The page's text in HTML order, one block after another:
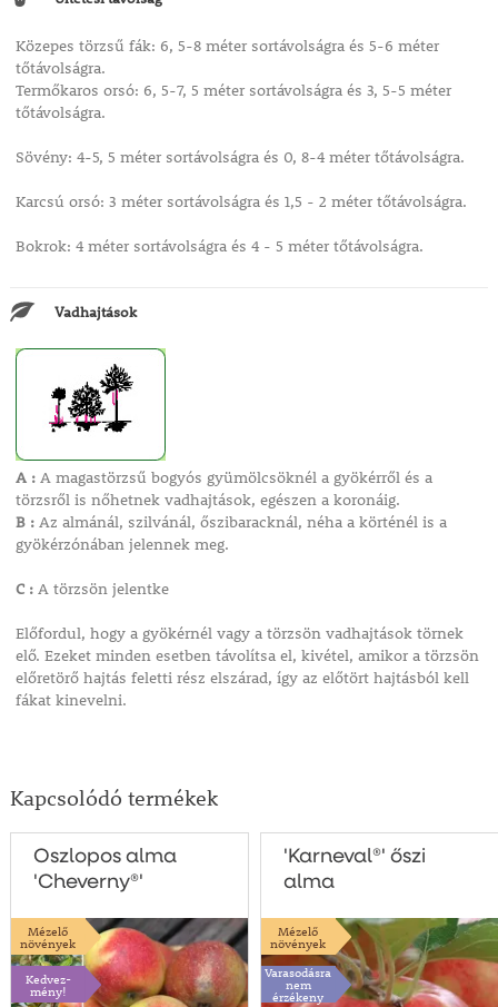
Közepes törzsű fák: 6, 5-8 méter sortávolságra és 5-6 méter
tőtávolságra.
Termőkaros orsó: 6, 5-7, 5 méter sortávolságra és 3, 5-5 méter
tőtávolságra.
Sövény: 4-5, 5 méter sortávolságra és 0, 8-4 méter tőtávolságra.
Karcsú orsó: 3 méter sortávolságra és 1,5 - 2 méter tőtávolságra.
Bokrok: 4 méter sortávolságra és 4 - 5 méter tőtávolságra.
Vadhajtások
A :A magastörzsű bogyós gyümölcsöknél a gyökérről és a
törzsről is nőhetnek vadhajtások, egészen a koronáig.
B :Az almánál, szilvánál, őszibaracknál, néha a körténél is a
gyökérzónában jelennek meg.
C :A törzsön jelentke
Előfordul, hogy a gyökérnél vagy a törzsön vadhajtások törnek
elő. Ezeket minden esetben távolítsa el, kivétel, amikor a törzsön
előretörő hajtás feletti rész elszárad, így az előtört hajtásból kell
fákat kinevelni.
Kapcsolódó termékek
Oszlopos alma
'Cheverny®'
Mézelő
növények
Kedvez-
mény!
'Karneval®' őszi
alma
Mézelő
növények
Varasodásra
nem
érzékeny